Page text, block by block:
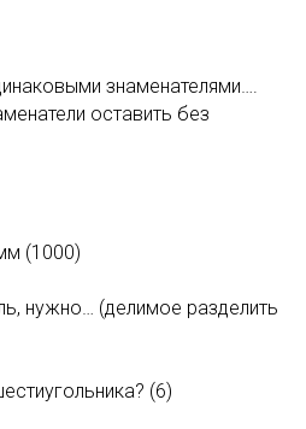
знаменателями….
оставить без
(1000)
нужно… (делимое разделить
(6)